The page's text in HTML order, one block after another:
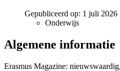
Gepubliceerd op: 1 juli 2026
Onderwijs
Algemene informatie
Erasmus Magazine: